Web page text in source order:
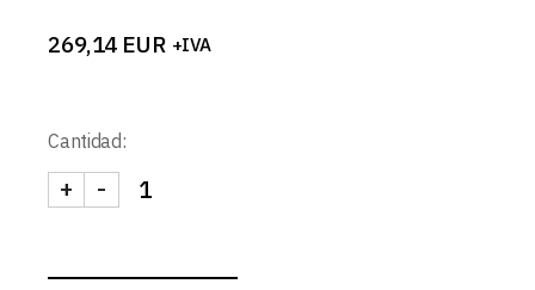
269,14 EUR +IVA
Cantidad:
FUENTE ALIMENTACION 24V INFINITUM
-
+